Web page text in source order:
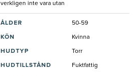
verkligen inte vara utan
ÅLDER 50-59
KÖN Kvinna
HUDTYP Torr
HUDTILLSTÅND Fuktfattig